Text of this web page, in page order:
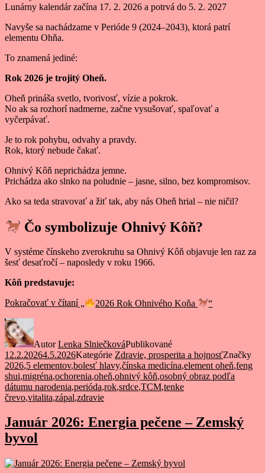
Lunárny kalendár začína 17. 2. 2026 a potrvá do 5. 2. 2027
Navyše sa nachádzame v Perióde 9 (2024–2043), ktorá patrí
elementu Ohňa.
To znamená jediné:
Rok 2026 je trojitý Oheň.
Oheň prináša svetlo, tvorivosť, vízie a pokrok.
No ak sa rozhorí nadmerne, začne vysušovať, spaľovať a
vyčerpávať.
Je to rok pohybu, odvahy a pravdy.
Rok, ktorý nebude čakať.
Ohnivý Kôň neprichádza jemne.
Prichádza ako slnko na poludnie – jasne, silno, bez kompromisov.
Ako sa teda stravovať a žiť tak, aby nás Oheň hrial – nie ničil?
Čo symbolizuje Ohnivý Kôň?
V systéme čínskeho zverokruhu sa Ohnivý Kôň objavuje len raz za
šesť desaťročí – naposledy v roku 1966.
Kôň predstavuje:
Pokračovať v čítaní „ 2026 Rok Ohnivého Koňa “
AutorLenka SlniečkováPublikované
12.2.20264.5.2026Kategórie Zdravie, prosperita a hojnosťZnačky
2026,5 elementov,bolesť hlavy,čínska medicína,element oheň,feng
shui,migréna,ochorenia,oheň,ohnivý kôň,osobný obraz podľa
dátumu narodenia,perióda,rok,srdce,TCM,tenke
črevo,vitalita,zápal,zdravie
Január 2026: Energia pečene – Zemský
byvol